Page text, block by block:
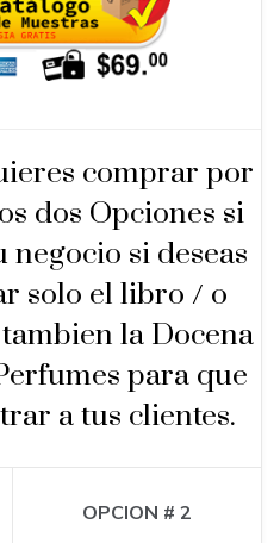
comprar por
dos Opciones si
si deseas
solo el libro / o
la Docena
para que
a tus clientes.
OPCION # 2